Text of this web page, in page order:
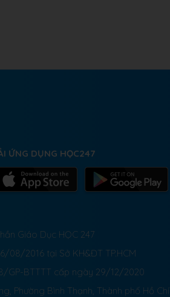
ỨNG DỤNG HỌC247
Giáo Dục HỌC 247
08/2016 tại Sở KH&ĐT TP.HCM
GP-BTTTT cấp ngày 29/12/2020
Phường Bình Thạnh, Thành phố Hồ Chí